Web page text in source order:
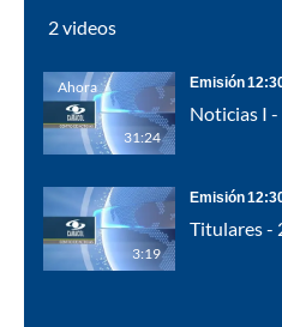
2 videos
Ahora
31:24
Emisión
Noticias I
3:19
Emisión
Titulares -